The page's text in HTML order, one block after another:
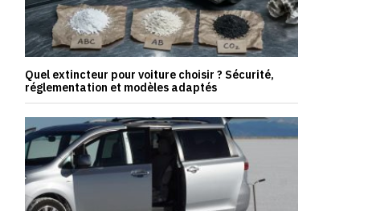
Quel extincteur pour voiture choisir ? Sécurité,
réglementation et modèles adaptés